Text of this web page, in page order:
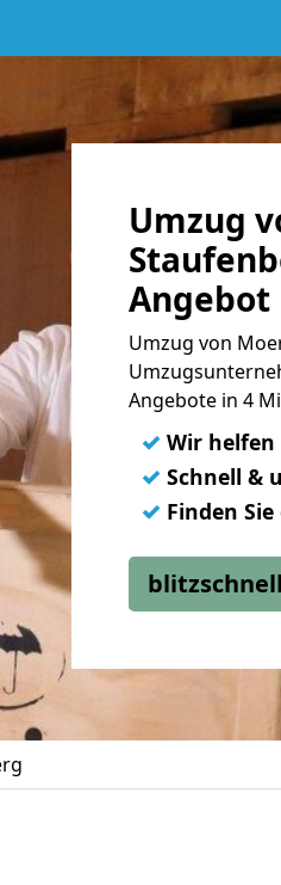
Umzug
Angebot
Umzug von
Angebote in 4
✓ Wir
✓ Schnell &
✓ Finden